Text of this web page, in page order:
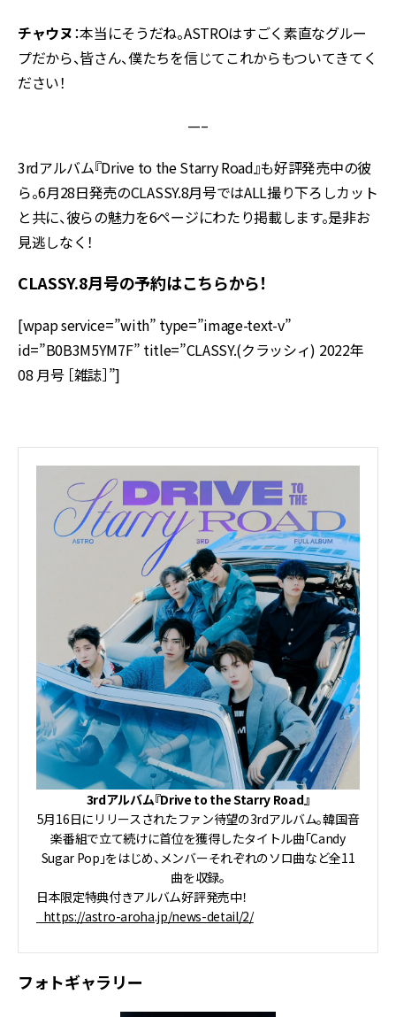
チャウヌ：本当にそうだね。ASTROはすごく素直なグルー
プだから、皆さん、僕たちを信じてこれからもついてきてく
ださい！
—–
3rdアルバム『Drive to the Starry Road』も好評発売中の彼
ら。6月28日発売のCLASSY.8月号ではALL撮り下ろしカット
と共に、彼らの魅力を6ページにわたり掲載します。是非お
見逃しなく！
CLASSY.8月号の予約はこちらから！
[wpap service=”with” type=”image-text-v”
id=”B0B3M5YM7F” title=”CLASSY.(クラッシィ) 2022年
08 月号 ［雑誌］”]
3rdアルバム『Drive to the Starry Road』
5月16日にリリースされたファン待望の3rdアルバム。韓国音
楽番組で立て続けに首位を獲得したタイトル曲「Candy
Sugar Pop」をはじめ、メンバーそれぞれのソロ曲など全11
曲を収録。
日本限定特典付きアルバム好評発売中！
https://astro-aroha.jp/news-detail/2/
フォトギャラリー